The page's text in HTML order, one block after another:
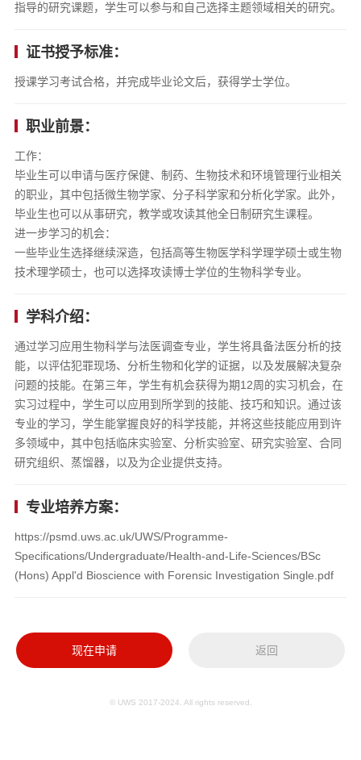
指导的研究课题，学生可以参与和自己选择主题领域相关的研究。
证书授予标准：
授课学习考试合格，并完成毕业论文后，获得学士学位。
职业前景：
工作：
毕业生可以申请与医疗保健、制药、生物技术和环境管理行业相关
的职业，其中包括微生物学家、分子科学家和分析化学家。此外，
毕业生也可以从事研究，教学或攻读其他全日制研究生课程。
进一步学习的机会：
一些毕业生选择继续深造，包括高等生物医学科学理学硕士或生物
技术理学硕士，也可以选择攻读博士学位的生物科学专业。
学科介绍：
通过学习应用生物科学与法医调查专业，学生将具备法医分析的技
能，以评估犯罪现场、分析生物和化学的证据，以及发展解决复杂
问题的技能。在第三年，学生有机会获得为期12周的实习机会，在
实习过程中，学生可以应用到所学到的技能、技巧和知识。通过该
专业的学习，学生能掌握良好的科学技能，并将这些技能应用到许
多领域中，其中包括临床实验室、分析实验室、研究实验室、合同
研究组织、蒸馏器，以及为企业提供支持。
专业培养方案：
https://psmd.uws.ac.uk/UWS/Programme-
Specifications/Undergraduate/Health-and-Life-Sciences/BSc
(Hons) Appl'd Bioscience with Forensic Investigation Single.pdf
现在申请 返回
© UWS 2017-2024. All rights reserved.